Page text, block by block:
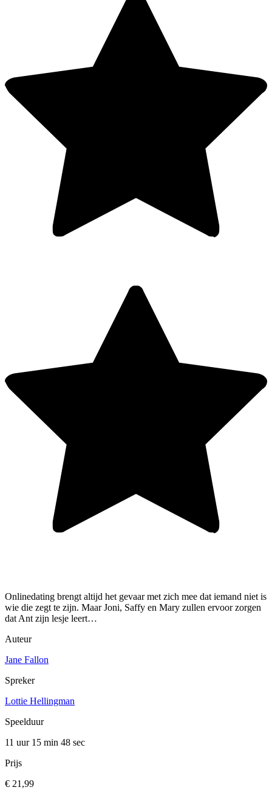
Onlinedating brengt altijd het gevaar met zich mee dat iemand niet is
wie die zegt te zijn. Maar Joni, Saffy en Mary zullen ervoor zorgen
dat Ant zijn lesje leert…
Auteur
Jane Fallon
Spreker
Lottie Hellingman
Speelduur
11 uur 15 min 48 sec
Prijs
€ 21,99